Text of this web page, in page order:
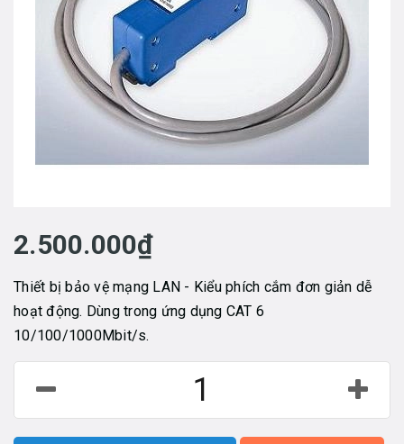
2.500.000₫
Thiết bị bảo vệ mạng LAN - Kiểu phích cắm đơn giản dễ
hoạt động. Dùng trong ứng dụng CAT 6
10/100/1000Mbit/s.